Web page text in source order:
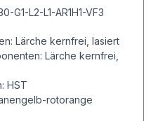
G1-L2-L1-AR1H1-VF3
Lärche kernfrei, lasiert
Lärche kernfrei,
HST
rotorange